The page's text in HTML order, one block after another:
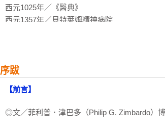
西元1025年／《醫典》
西元1357年／貝特萊姆精神病院
西元1538年／《論靈魂與生命》
西元1621年／《憂鬱的解剖》
西元1651年／《利維坦》
序跋
【前言】
◎文／菲利普．津巴多（Philip G. Zimbardo）